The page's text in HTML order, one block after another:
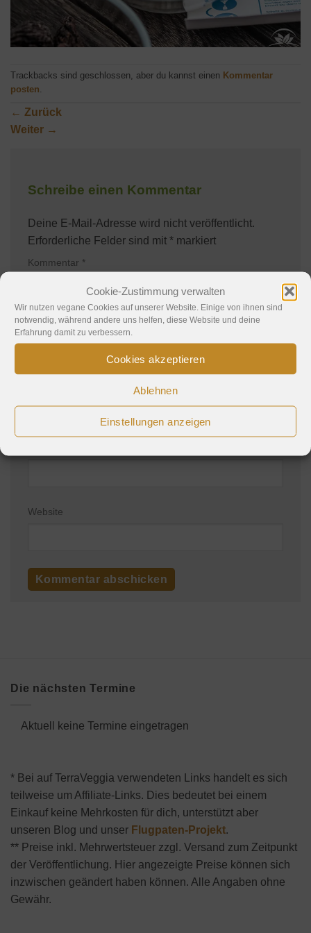
Cookie-Zustimmung verwalten
Wir nutzen vegane Cookies auf unserer Website. Einige von ihnen sind
notwendig, während andere uns helfen, diese Website und deine
Erfahrung damit zu verbessern.
Cookies akzeptieren
Ablehnen
Einstellungen anzeigen
Trackbacks sind geschlossen, aber du kannst einen Kommentar
posten.
← Zurück
Weiter →
Schreibe einen Kommentar
Deine E-Mail-Adresse wird nicht veröffentlicht.
Erforderliche Felder sind mit * markiert
Kommentar *
Website
Die nächsten Termine
Aktuell keine Termine eingetragen
* Bei auf TerraVeggia verwendeten Links handelt es sich
teilweise um Affiliate-Links. Dies bedeutet bei einem
Einkauf keine Mehrkosten für dich, unterstützt aber
unseren Blog und unser Flugpaten-Projekt.
** Preise inkl. Mehrwertsteuer zzgl. Versand zum Zeitpunkt
der Veröffentlichung. Hier angezeigte Preise können sich
inzwischen geändert haben können. Alle Angaben ohne
Gewähr.